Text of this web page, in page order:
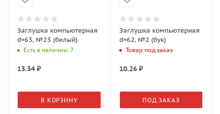
Заглушка компьютерная
d=63, №23 (белый)
Есть в наличии: 7
13.34₽
В КОРЗИНУ
Заглушка компьютерная
d=62, №2 (бук)
Товар под заказ
10.26₽
ПОД ЗАКАЗ